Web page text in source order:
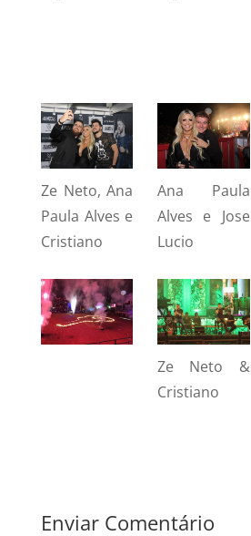
Ze Neto, Ana
Paula Alves e
Cristiano
Ana Paula
Alves e Jose
Lucio
Ze Neto &
Cristiano
Enviar Comentário